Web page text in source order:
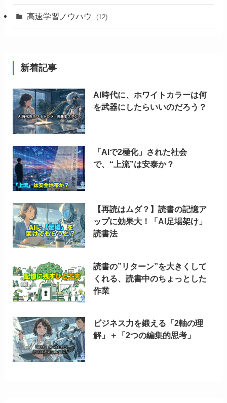
高速学習ノウハウ (12)
新着記事
AI時代に、ホワイトカラーは何
を武器にしたらいいのだろう？
「AIで2極化」された社会
で、“上流”は安泰か？
【再読はムダ？】読書の記憶ア
ップに効果大！「AI足場架け」
読書法
読書の”リターン”を大きくして
くれる、読書中のちょっとした
作業
ビジネス力を鍛える「2軸の理
解」＋「2つの編集的思考」